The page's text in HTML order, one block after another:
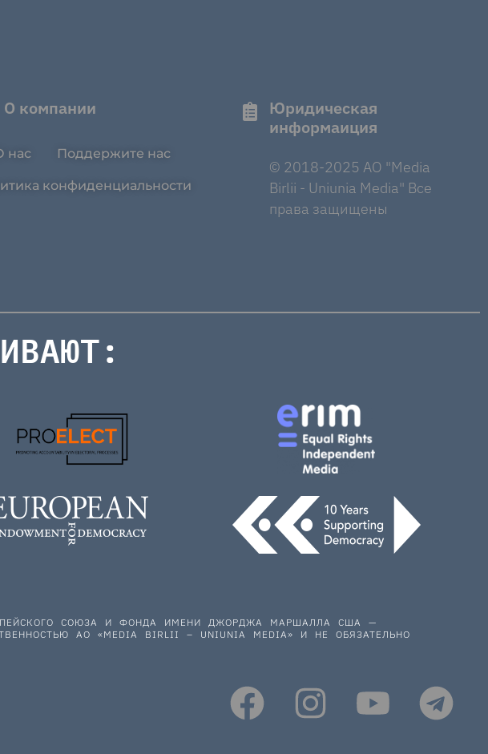
О компании
нас Поддержите нас
конфиденциальности
Юридическая
информаиция
© 2018-2025 AO "Media
Birlii - Uniunia Media" Все
права защищены
СОЮЗА И ФОНДА ИМЕНИ ДЖОРДЖА МАРШАЛЛА США —
АО «MEDIA BIRLII – UNIUNIA MEDIA» И НЕ ОБЯЗАТЕЛЬНО